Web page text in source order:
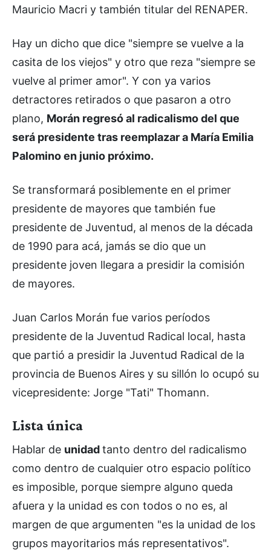
Mauricio Macri y también titular del RENAPER.
Hay un dicho que dice "siempre se vuelve a la
casita de los viejos" y otro que reza "siempre se
vuelve al primer amor". Y con ya varios
detractores retirados o que pasaron a otro
plano, Morán regresó al radicalismo del que
será presidente tras reemplazar a María Emilia
Palomino en junio próximo.
Se transformará posiblemente en el primer
presidente de mayores que también fue
presidente de Juventud, al menos de la década
de 1990 para acá, jamás se dio que un
presidente joven llegara a presidir la comisión
de mayores.
Juan Carlos Morán fue varios períodos
presidente de la Juventud Radical local, hasta
que partió a presidir la Juventud Radical de la
provincia de Buenos Aires y su sillón lo ocupó su
vicepresidente: Jorge "Tati" Thomann.
Lista única
Hablar de unidadtanto dentro del radicalismo
como dentro de cualquier otro espacio político
es imposible, porque siempre alguno queda
afuera y la unidad es con todos o no es, al
margen de que argumenten "es la unidad de los
grupos mayoritarios más representativos".